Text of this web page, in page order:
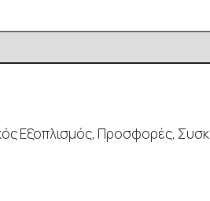
Εξοπλισμός, Προσφορές,